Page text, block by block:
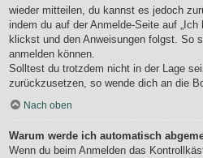
wieder mitteilen, du kannst es jedoch
indem du auf der Anmelde-Seite auf
klickst und den Anweisungen folgst. So
anmelden können.
Solltest du trotzdem nicht in der Lage
zurückzusetzen, so wende dich an die
Nach oben
Warum werde ich automatisch
Wenn du beim Anmelden das